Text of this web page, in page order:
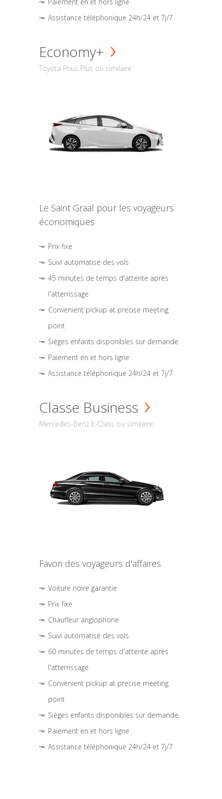
Assistance téléphonique 24h/24 et 7j/7
Economy+
Toyota Prius Plus ou similaire
Le Saint Graal pour les voyageurs
économiques
Prix fixe
Suivi automatisé des vols
45 minutes de temps d'attente après
l'atterrissage
Convenient pickup at precise meeting
point
Sièges enfants disponibles sur demande.
Paiement en et hors ligne
Assistance téléphonique 24h/24 et 7j/7
Classe Business
Mercedes-Benz E-Class ou similaire
Favori des voyageurs d'affaires
Voiture noire garantie
Prix fixe
Chauffeur anglophone
Suivi automatisé des vols
60 minutes de temps d'attente après
l'atterrissage
Convenient pickup at precise meeting
point
Sièges enfants disponibles sur demande.
Paiement en et hors ligne
Assistance téléphonique 24h/24 et 7j/7